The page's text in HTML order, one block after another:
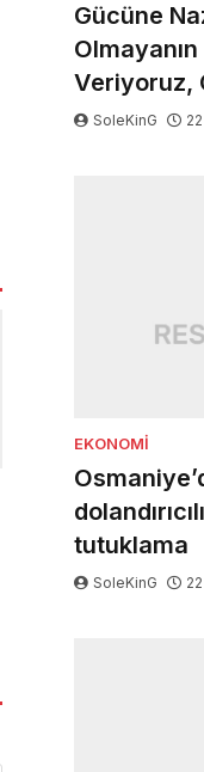
Gücüne
Veriyoruz,
SoleKinG
EKONOMI
tutuklama
SoleKinG